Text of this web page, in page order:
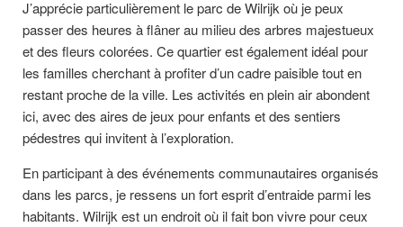
J’apprécie particulièrement le parc de Wilrijk où je peux
passer des heures à flâner au milieu des arbres majestueux
et des fleurs colorées. Ce quartier est également idéal pour
les familles cherchant à profiter d’un cadre paisible tout en
restant proche de la ville. Les activités en plein air abondent
ici, avec des aires de jeux pour enfants et des sentiers
pédestres qui invitent à l’exploration.
En participant à des événements communautaires organisés
dans les parcs, je ressens un fort esprit d’entraide parmi les
habitants. Wilrijk est un endroit où il fait bon vivre pour ceux